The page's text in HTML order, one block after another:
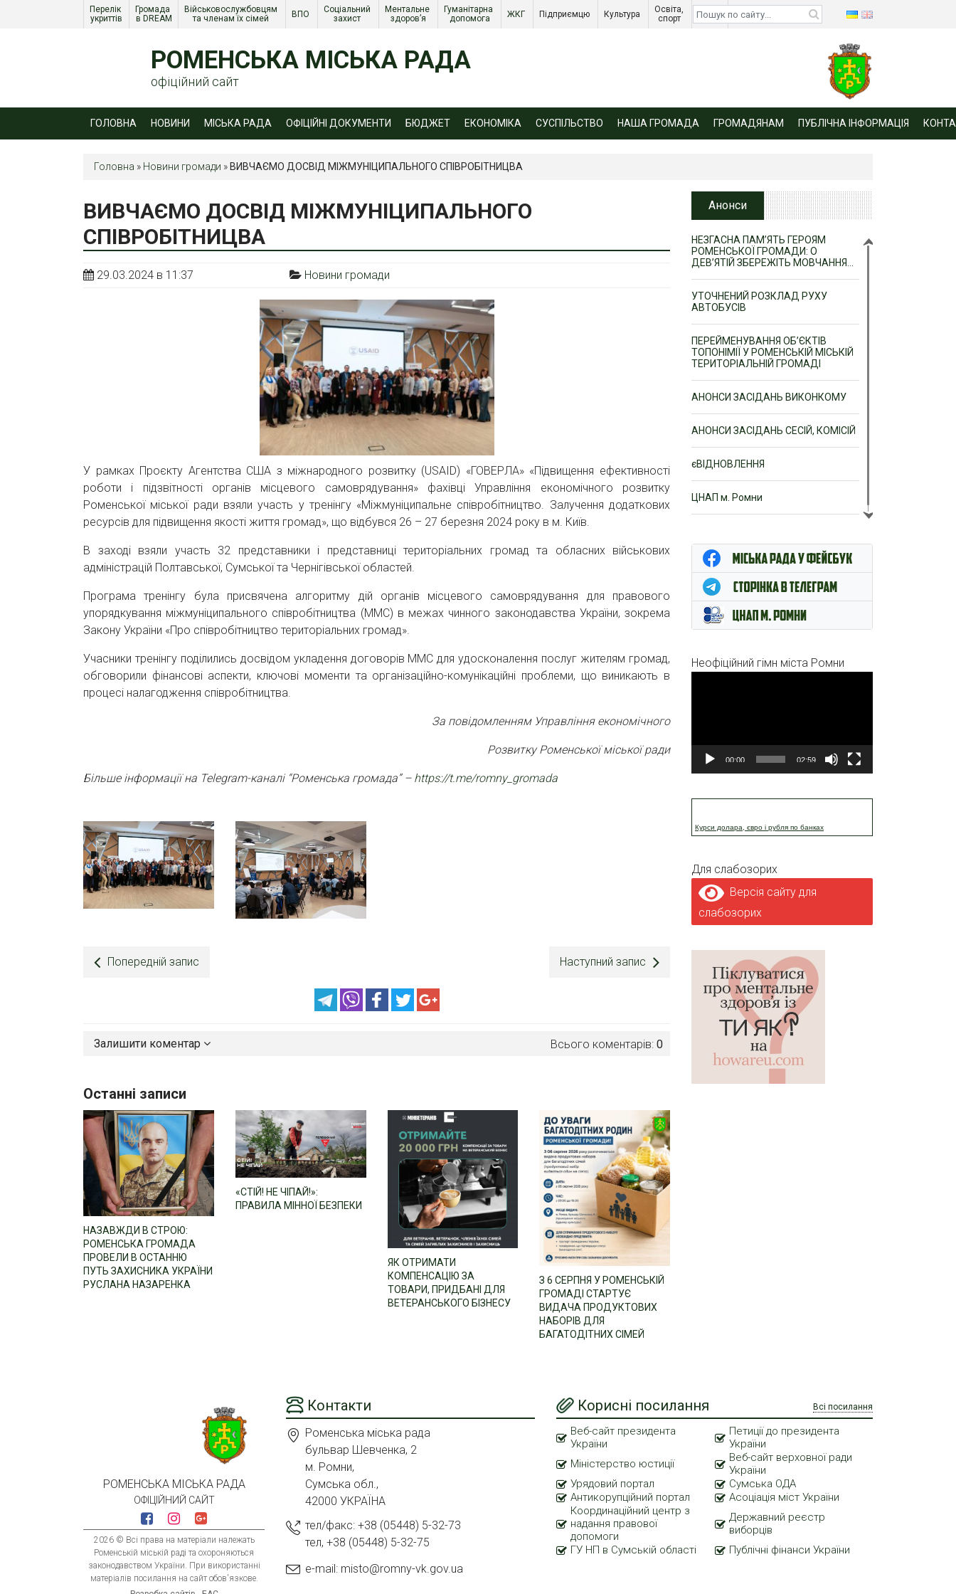
Перелік
укриттів
Громада
в DREAM
Військовослужбовцям
та членам їх сімей
ВПО
Соціальний
захист
Ментальне
здоров’я
Гуманітарна
допомога
ЖКГ Підприємцю Культура
Освіта,
спорт
Діти
війни
РОМЕНСЬКА МІСЬКА РАДА
офіційний сайт
ГОЛОВНА НОВИНИ МІСЬКА РАДА ОФІЦІЙНІ ДОКУМЕНТИ БЮДЖЕТ ЕКОНОМІКА СУСПІЛЬСТВО НАША ГРОМАДА ГРОМАДЯНАМ ПУБЛІЧНА ІНФОРМАЦІЯ
Головна » Новини громади » ВИВЧАЄМО ДОСВІД МІЖМУНІЦИПАЛЬНОГО СПІВРОБІТНИЦВА
ВИВЧАЄМО ДОСВІД МІЖМУНІЦИПАЛЬНОГО
СПІВРОБІТНИЦВА
29.03.2024 в 11:37 Новини громади
У рамках Проєкту Агентства США з міжнародного розвитку (USAID) «ГОВЕРЛА» «Підвищення ефективності
роботи і підзвітності органів місцевого самоврядування» фахівці Управління економічного розвитку
Роменської міської ради взяли участь у тренінгу «Міжмуніципальне співробітництво. Залучення додаткових
ресурсів для підвищення якості життя громад», що відбувся 26 – 27 березня 2024 року в м. Київ.
В заході взяли участь 32 представники і представниці територіальних громад та обласних військових
адміністрацій Полтавської, Сумської та Чернігівської областей.
Програма тренінгу була присвячена алгоритму дій органів місцевого самоврядування для правового
упорядкування міжмуніципального співробітництва (ММС) в межах чинного законодавства України, зокрема
Закону України «Про співробітництво територіальних громад».
Учасники тренінгу поділились досвідом укладення договорів ММС для удосконалення послуг жителям громад,
обговорили фінансові аспекти, ключові моменти та організаційно-комунікаційні проблеми, що виникають в
процесі налагодження співробітництва.
За повідомленням Управління економічного
Розвитку Роменської міської ради
Більше інформації на Telegram-каналі “Роменська громада” – https://t.me/romny_gromada
Попередній запис Наступний запис
Всього коментарів: 0
Залишити коментар
Останні записи
НАЗАВЖДИ В СТРОЮ:
РОМЕНСЬКА ГРОМАДА
ПРОВЕЛИ В ОСТАННЮ
ПУТЬ ЗАХИСНИКА УКРАЇНИ
РУСЛАНА НАЗАРЕНКА
«СТІЙ! НЕ ЧІПАЙ!»:
ПРАВИЛА МІННОЇ БЕЗПЕКИ
ЯК ОТРИМАТИ
КОМПЕНСАЦІЮ ЗА
ТОВАРИ, ПРИДБАНІ ДЛЯ
ВЕТЕРАНСЬКОГО БІЗНЕСУ
З 6 СЕРПНЯ У РОМЕНСЬКІЙ
ГРОМАДІ СТАРТУЄ
ВИДАЧА ПРОДУКТОВИХ
НАБОРІВ ДЛЯ
БАГАТОДІТНИХ СІМЕЙ
Анонси
НЕЗГАСНА ПАМ’ЯТЬ ГЕРОЯМ
РОМЕНСЬКОЇ ГРОМАДИ: О
ДЕВ’ЯТІЙ ЗБЕРЕЖІТЬ МОВЧАННЯ…
УТОЧНЕНИЙ РОЗКЛАД РУХУ
АВТОБУСІВ
ПЕРЕЙМЕНУВАННЯ ОБ’ЄКТІВ
ТОПОНІМІЇ У РОМЕНСЬКІЙ МІСЬКІЙ
ТЕРИТОРІАЛЬНІЙ ГРОМАДІ
АНОНСИ ЗАСІДАНЬ ВИКОНКОМУ
АНОНСИ ЗАСІДАНЬ СЕСІЙ, КОМІСІЙ
єВІДНОВЛЕННЯ
ЦНАП м. Ромни
Неофіційний гімн міста Ромни
00:00 02:59
Курси долара, євро і рубля по банках
Для слабозорих
Версія сайту для
слабозорих
РОМЕНСЬКА МІСЬКА РАДА
ОФІЦІЙНИЙ САЙТ
2026 © Всі права на матеріали належать
Роменській міській раді та охороняються
законодавством України. При використанні
матеріалів посилання на сайт обов'язкове.
Контакти
Роменська міська рада
бульвар Шевченка, 2
м. Ромни,
Сумська обл.,
42000 УКРАЇНА
тел/факс: +38 (05448) 5-32-73
тел, +38 (05448) 5-32-75
e-mail: misto@romny-vk.gov.ua
Корисні посилання Всі посилання
Веб-сайт президента
України
Петиції до президента
України
Міністерство юстиції
Веб-сайт верховної ради
України
Урядовий портал
Сумська ОДА
Антикорупційний портал
Асоціація міст України
Координаційний центр з
надання правової
допомоги
Державний реєстр
виборців
ГУ НП в Сумській області
Публічні фінанси України